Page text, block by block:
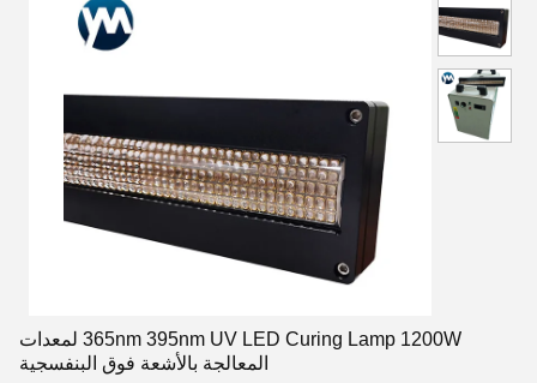
365nm 395nm UV LED Curing Lamp 1200W لمعدات
المعالجة بالأشعة فوق البنفسجية